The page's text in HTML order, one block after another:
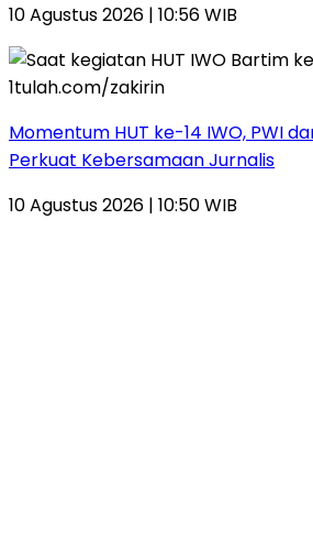
10 Agustus 2026 | 10:56 WIB
Momentum HUT ke-14 IWO, PWI
Perkuat Kebersamaan Jurnalis
10 Agustus 2026 | 10:50 WIB